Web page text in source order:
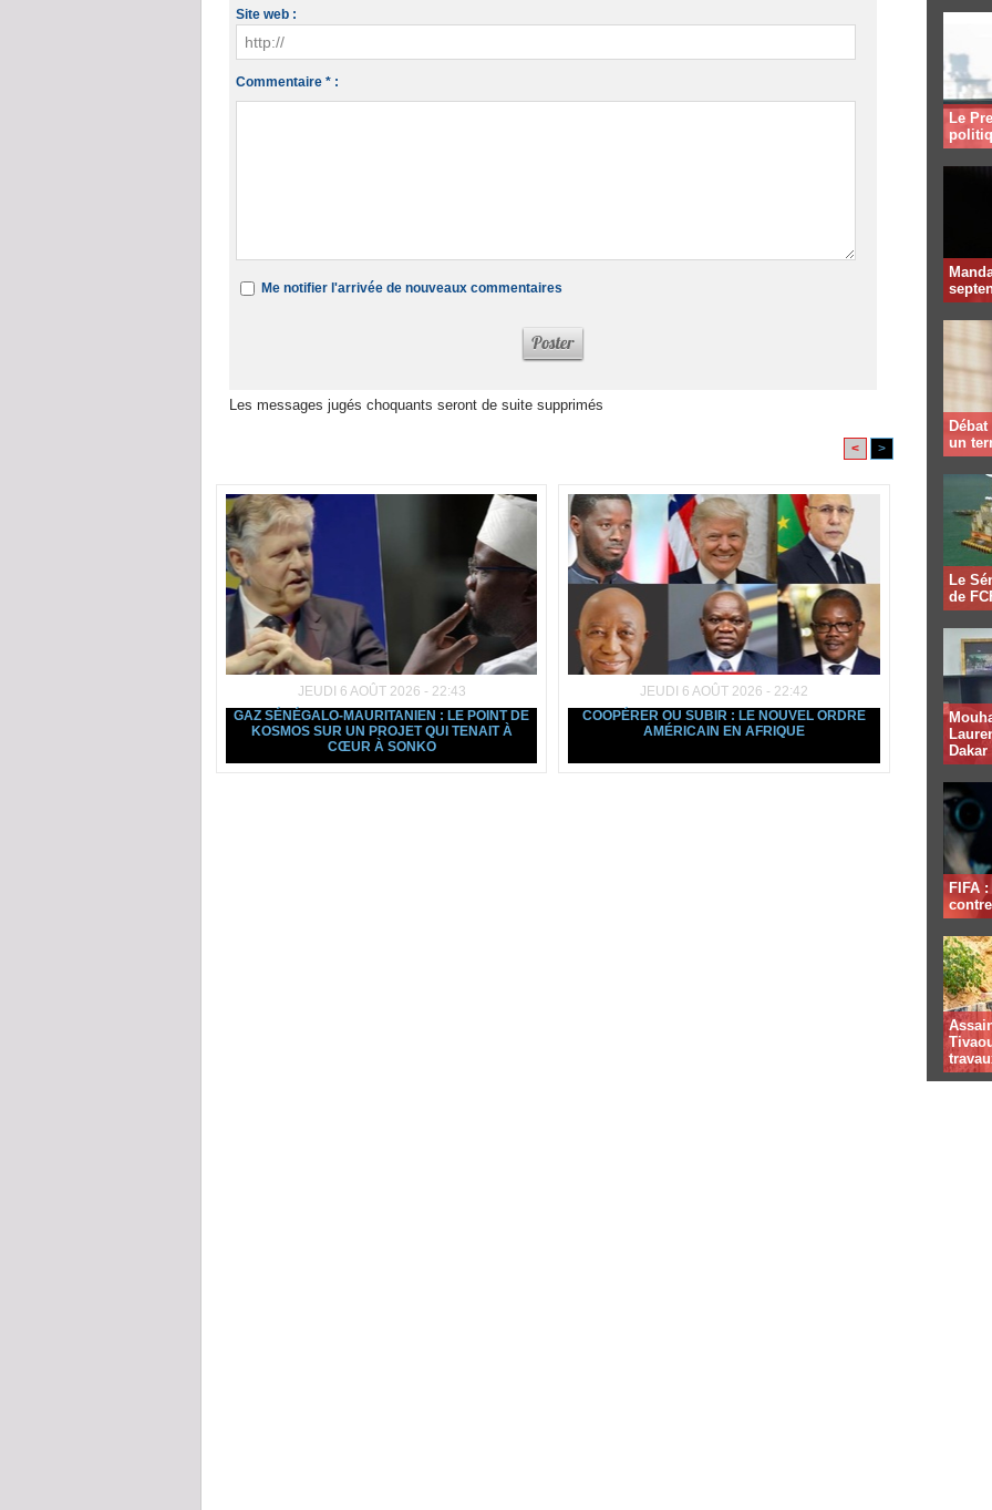
Site web :
Commentaire * :
Me notifier l'arrivée de nouveaux commentaires
Les messages jugés choquants seront de suite supprimés
< >
JEUDI 6 AOÛT 2026 - 22:43
GAZ SÉNÉGALO-MAURITANIEN : LE POINT DE
KOSMOS SUR UN PROJET QUI TENAIT À
CŒUR À SONKO
JEUDI 6 AOÛT 2026 - 22:42
COOPÉRER OU SUBIR : LE NOUVEL ORDRE
AMÉRICAIN EN AFRIQUE
Le
un
Le
de
Dakar
FIFA